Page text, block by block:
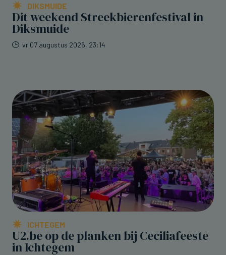
DIKSMUIDE
Dit weekend Streekbierenfestival in
Diksmuide
vr 07 augustus 2026, 23:14
ICHTEGEM
U2.be op de planken bij Ceciliafeeste
in Ichtegem